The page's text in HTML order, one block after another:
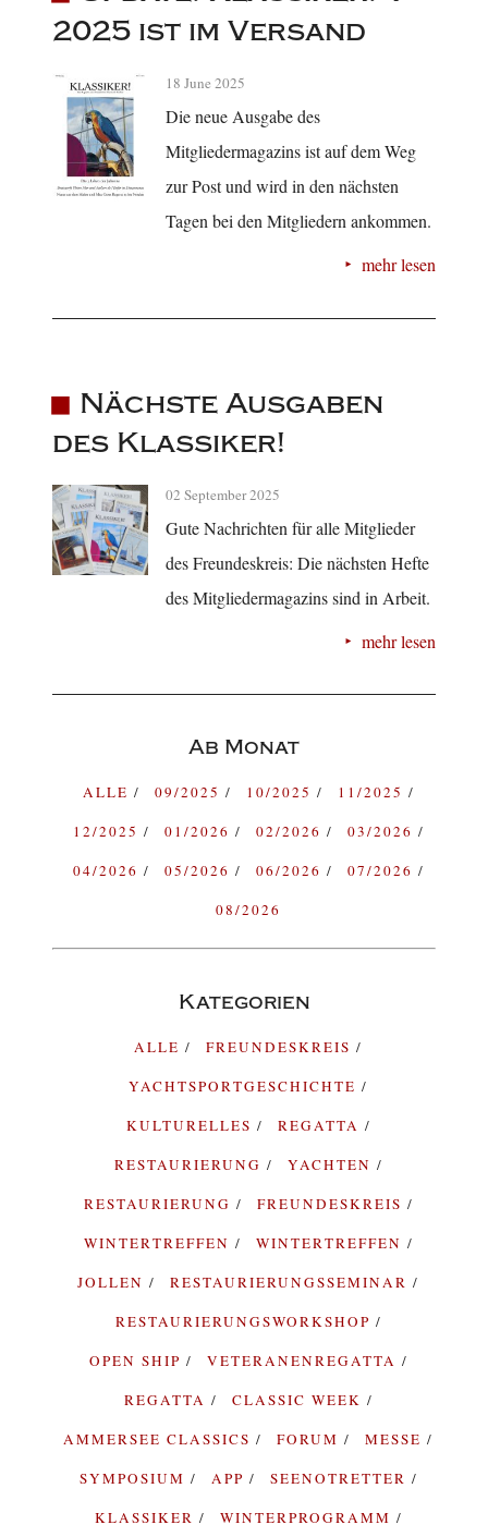
2025 ist im Versand
18 June 2025
Die neue Ausgabe des
Mitgliedermagazins ist auf dem Weg
zur Post und wird in den nächsten
Tagen bei den Mitgliedern ankommen.
mehr lesen
Nächste Ausgaben
des Klassiker!
02 September 2025
Gute Nachrichten für alle Mitglieder
des Freundeskreis: Die nächsten Hefte
des Mitgliedermagazins sind in Arbeit.
mehr lesen
Ab Monat
ALLE 09/2025 10/2025
11/2025
12/2025
01/2026 02/2026
03/2026
04/2026
05/2026 06/2026
07/2026
08/2026
Kategorien
ALLE
FREUNDESKREIS
YACHTSPORTGESCHICHTE
KULTURELLES
REGATTA
RESTAURIERUNG
YACHTEN
RESTAURIERUNG
FREUNDESKREIS
WINTERTREFFEN
WINTERTREFFEN
JOLLEN
RESTAURIERUNGSSEMINAR
RESTAURIERUNGSWORKSHOP
OPEN SHIP
VETERANENREGATTA
REGATTA
CLASSIC WEEK
AMMERSEE CLASSICS
FORUM
MESSE
SYMPOSIUM
APP
SEENOTRETTER
KLASSIKER
WINTERPROGRAMM